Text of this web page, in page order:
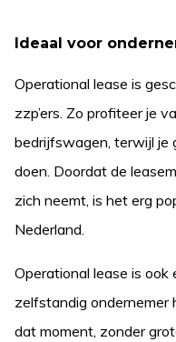
Ideaal voor
Operational lease is
zzp’ers. Zo profiteer je
bedrijfswagen, terwijl je
doen. Doordat de
zich neemt, is het erg
Nederland.
Operational lease is ook
zelfstandig ondernemer
dat moment, zonder